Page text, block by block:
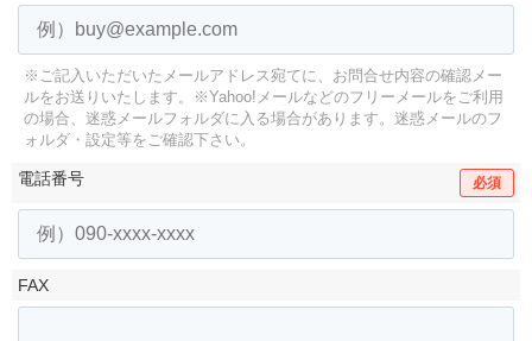
※ご記入いただいたメールアドレス宛てに、お問合せ内容の確認メー
ルをお送りいたします。
※Yahoo!メールなどのフリーメールをご利用
の場合、迷惑メールフォルダに入る場合があります。 迷惑メールのフ
ォルダ・設定等をご確認下さい。
電話番号 必須
FAX